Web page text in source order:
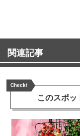
関連記事
Check!
このスポ